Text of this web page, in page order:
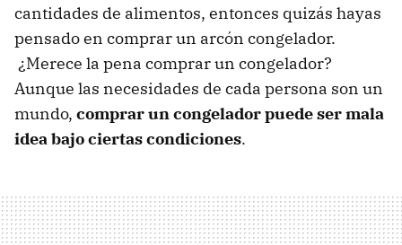
cantidades de alimentos, entonces quizás hayas
pensado en comprar un arcón congelador.
¿Merece la pena comprar un congelador?
Aunque las necesidades de cada persona son un
mundo, comprar un congelador puede ser mala
idea bajo ciertas condiciones.